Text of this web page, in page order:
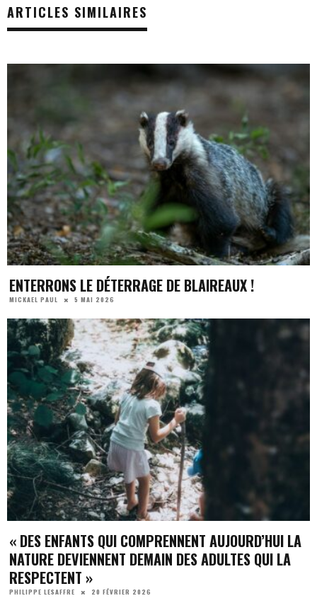
ARTICLES SIMILAIRES
ENTERRONS LE DÉTERRAGE DE BLAIREAUX !
MICKAEL PAUL 5 MAI 2026
« DES ENFANTS QUI COMPRENNENT AUJOURD’HUI LA
NATURE DEVIENNENT DEMAIN DES ADULTES QUI LA
RESPECTENT »
PHILIPPE LESAFFRE 20 FÉVRIER 2026